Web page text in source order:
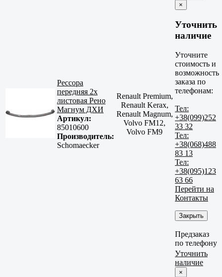
Рессора
передняя 2х
листовая Рено
Магнум ДХИ
Артикул:
85010600
Производитель:
Schomaecker
Renault Premium,
Renault Kerax,
Renault Magnum,
Volvo FM12,
Volvo FM9
×
Уточнить
наличие
Уточните
стоимость и
возможность
заказа по
телефонам:
Тел:
+38(099)252
33 32
Тел:
+38(068)488
83 13
Тел:
+38(095)123
63 66
Перейти на
Контакты
Закрыть
Предзаказ
по телефону
Уточнить
наличие
×